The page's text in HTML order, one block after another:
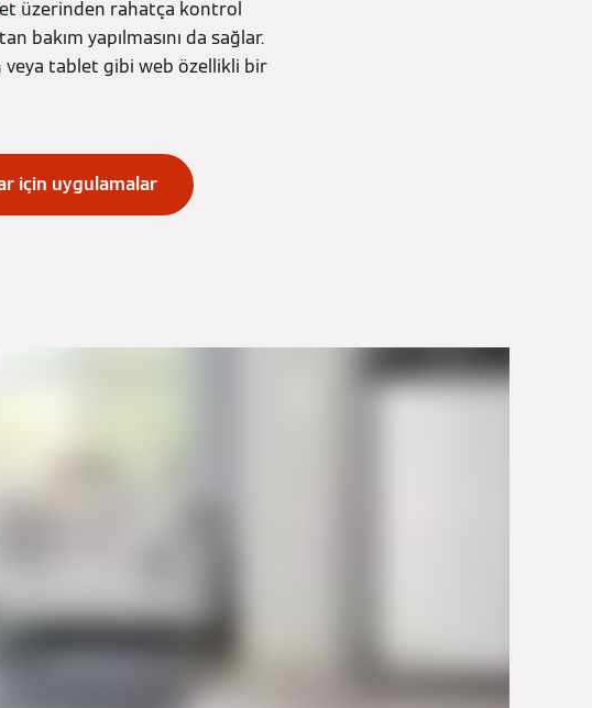
üzerinden rahatça kontrol
bakım yapılmasını da sağlar.
veya tablet gibi web özellikli bir
için uygulamalar